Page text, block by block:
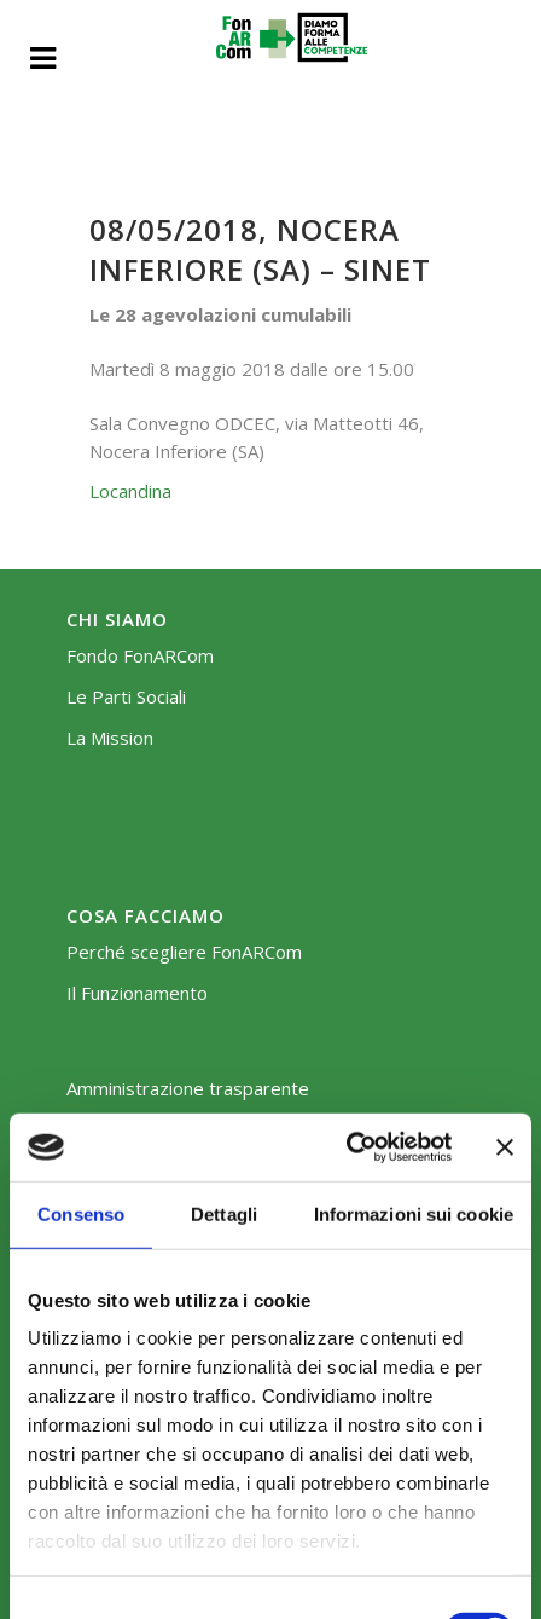
Consenso Dettagli Informazioni sui cookie
Questo sito web utilizza i cookie
Utilizziamo i cookie per personalizzare contenuti ed
annunci, per fornire funzionalità dei social media e per
analizzare il nostro traffico. Condividiamo inoltre
informazioni sul modo in cui utilizza il nostro sito con i
nostri partner che si occupano di analisi dei dati web,
pubblicità e social media, i quali potrebbero combinarle
con altre informazioni che ha fornito loro o che hanno
raccolto dal suo utilizzo dei loro servizi.
08/05/2018, NOCERA
INFERIORE (SA) – SINET
Le 28 agevolazioni cumulabili
Martedì 8 maggio 2018 dalle ore 15.00
Sala Convegno ODCEC, via Matteotti 46,
Nocera Inferiore (SA)
Locandina
CHI SIAMO
Fondo FonARCom
Le Parti Sociali
La Mission
COSA FACCIAMO
Perché scegliere FonARCom
Il Funzionamento
Amministrazione trasparente
Modalità di adesione
Mobilità e Portabilità
Strumenti